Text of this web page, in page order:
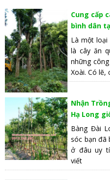
Cung cấp
bình dân
Là một loại
là cây ăn
những
Xoài. Có lẽ,
Nhận
Hạ Long
Bàng Đài
sóc bạn đã
ở đâu uy
viết